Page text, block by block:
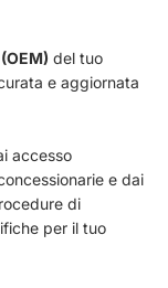
del tuo
e aggiornata
accesso
e dai
di
per il tuo